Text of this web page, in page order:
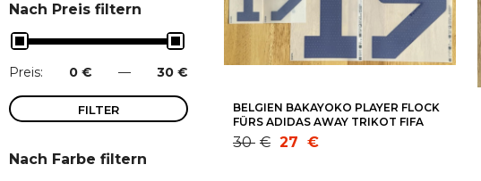
Nach Preis filtern
FILTER
Preis: 0 € — 30 €
Nach Farbe filtern
BELGIEN BAKAYOKO PLAYER FLOCK
FÜRS ADIDAS AWAY TRIKOT FIFA
WM 2022- QUALI EM 2024
30 €
Ursprünglicher
27 €
Aktueller